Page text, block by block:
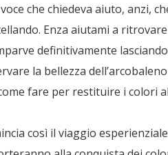
che chiedeva aiuto, anzi,
Enza aiutami a
definitivamente
la bellezza
fare per restituire i colori
così il viaggio